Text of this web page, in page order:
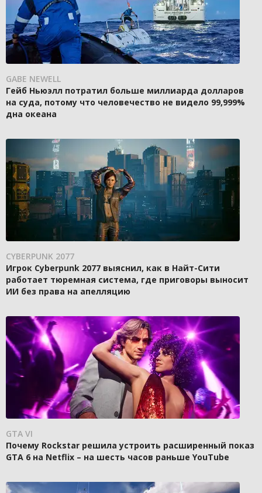
GABE NEWELL
Гейб Ньюэлл потратил больше миллиарда долларов
на суда, потому что человечество не видело 99,999%
дна океана
CYBERPUNK 2077
Игрок Cyberpunk 2077 выяснил, как в Найт-Сити
работает тюремная система, где приговоры выносит
ИИ без права на апелляцию
GTA VI
Почему Rockstar решила устроить расширенный показ
GTA 6 на Netflix – на шесть часов раньше YouTube